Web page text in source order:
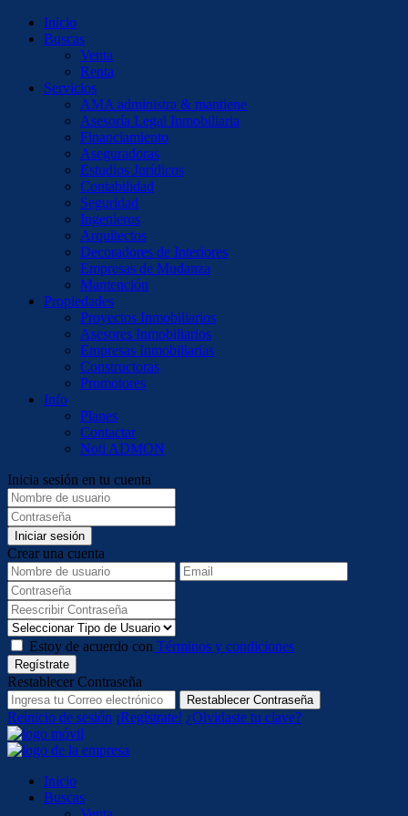
Inicio
Buscas
Venta
Renta
Servicios
AMA administra & mantiene
Asesoría Legal Inmobiliaria
Financiamiento
Aseguradoras
Estudios Jurídicos
Contabilidad
Seguridad
Ingenieros
Arquitectos
Decoradores de Interiores
Empresas de Mudanza
Mantención
Propiedades
Proyectos Inmobiliarios
Asesores Inmobiliarios
Empresas Inmobiliarias
Constructoras
Promotores
Info
Planes
Contactar
Noti ADMON
Inicia sesión en tu cuenta
Iniciar sesión
Crear una cuenta
Estoy de acuerdo con Términos y condiciones
Regístrate
Restablecer Contraseña
Restablecer Contraseña
Reinicio de sesión ¡Regístrate! ¿Olvidaste tu clave?
Inicio
Buscas